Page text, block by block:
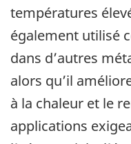
températures
également utilisé
dans d’autres
alors qu’il
à la chaleur et le
applications